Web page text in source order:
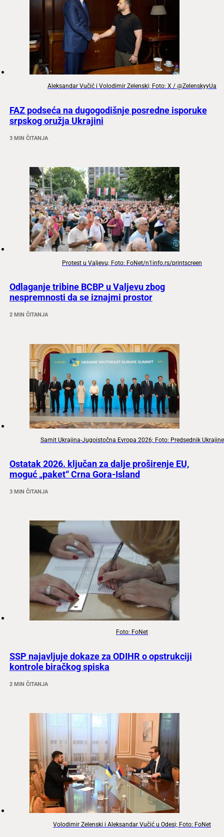
Aleksandar Vučić i Volodimir Zelenski; Foto: X / @ZelenskyyUa
FAZ podseća na dugogodišnje posredne isporuke
srpskog oružja Ukrajini
3 MIN ČITANJA
Protest u Valjevu; Foto: FoNet/n1info.rs/printscreen
Odlaganje tribine BCBP u Valjevu zbog
nespremnosti da se iznajmi prostor
2 MIN ČITANJA
Samit Ukrajina-Jugoistočna Evropa 2026; Foto: Predsednik Ukrajine
Ostatak 2026. ključan za dalje proširenje EU,
moguć „paket“ Crna Gora-Island
3 MIN ČITANJA
Foto: FoNet
SSP najavljuje dokaze za ODIHR o opstrukciji
kontrole biračkog spiska
2 MIN ČITANJA
Volodimir Zelenski i Aleksandar Vučić u Odesi; Foto: FoNet